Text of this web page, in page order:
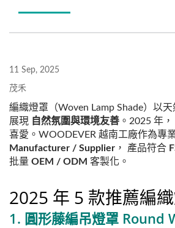
11 Sep, 2025
茂禾
編織燈罩（Woven Lamp Shade）以天
展現 自然氛圍與環境友善 。2025 年
喜愛。WOODEVER 越南工廠作為專
Manufacturer / Supplier ， 產品符合
批量 OEM / ODM 客製化。
2025 年 5 款推薦編
1. 圓形藤編吊燈罩 Round